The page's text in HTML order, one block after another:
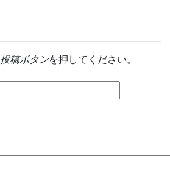
投稿ボタンを押してください。